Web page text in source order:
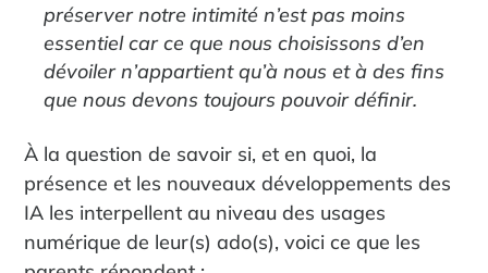
préserver notre intimité n’est pas moins
essentiel car ce que nous choisissons d’en
dévoiler n’appartient qu’à nous et à des fins
que nous devons toujours pouvoir définir.
À la question de savoir si, et en quoi, la
présence et les nouveaux développements des
IA les interpellent au niveau des usages
numérique de leur(s) ado(s), voici ce que les